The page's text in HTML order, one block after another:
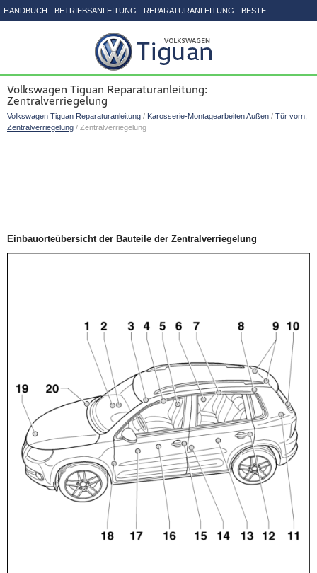
HANDBUCH BETRIEBSANLEITUNG REPARATURANLEITUNG BESTE
Volkswagen Tiguan Reparaturanleitung:
Zentralverriegelung
Volkswagen Tiguan Reparaturanleitung / Karosserie-Montagearbeiten Außen / Tür vorn,
Zentralverriegelung / Zentralverriegelung
Einbauorteübersicht der Bauteile der Zentralverriegelung